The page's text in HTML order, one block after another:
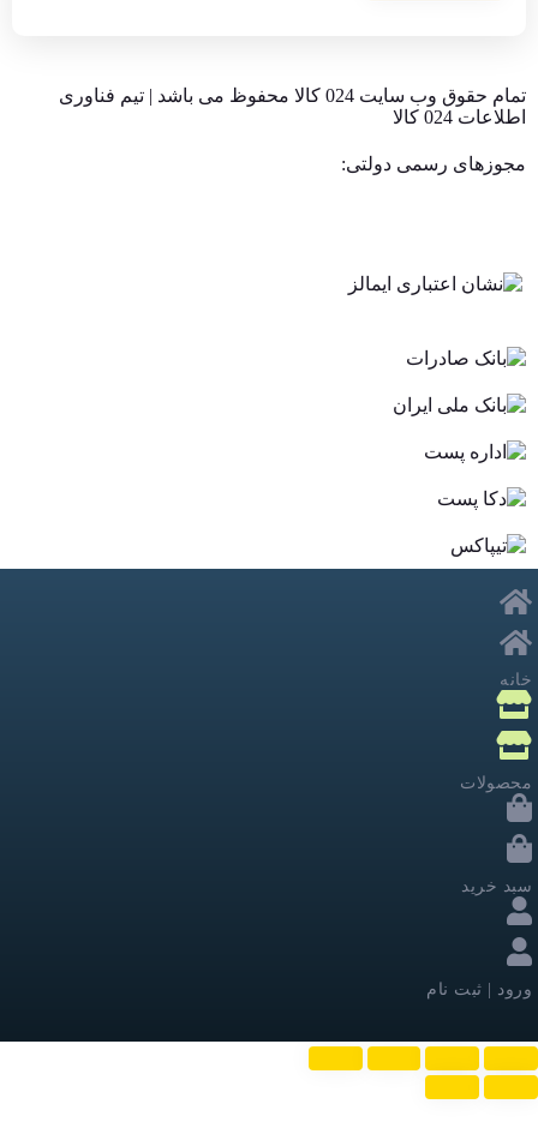
تمام حقوق وب سایت 024 کالا محفوظ می باشد | تیم فناوری
اطلاعات 024 کالا
مجوزهای رسمی دولتی:
خانه
محصولات
سبد خرید
ورود | ثبت نام